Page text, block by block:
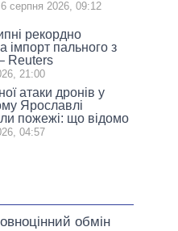
6 серпня 2026, 09:12
рекордно
імпорт пального з
Reuters
21:00
атаки дронів у
Ярославлі
пожежі: що відомо
04:57
обмін